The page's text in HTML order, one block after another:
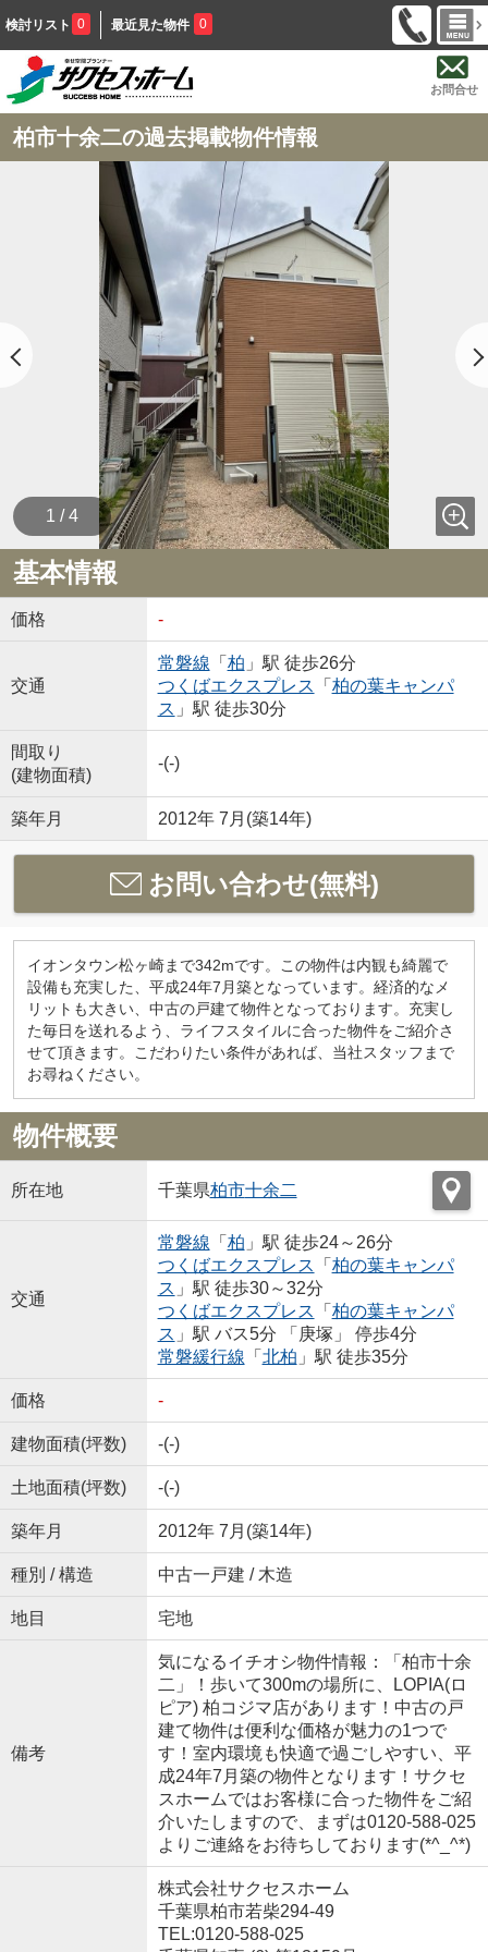
検討リスト 0 最近見た物件 0
お問合せ
柏市十余二の過去掲載物件情報
1 / 4
基本情報
価格 -
交通
常磐線 「 柏 」駅 徒歩26分
つくばエクスプレス 「 柏の葉キャンパ
ス 」駅 徒歩30分
間取り
(建物面積)
-(-)
築年月 2012年 7月(築14年)
お問い合わせ(無料)
イオンタウン松ヶ崎まで342mです。この物件は内観も綺麗で
設備も充実した、平成24年7月築となっています。経済的なメ
リットも大きい、中古の戸建て物件となっております。充実し
た毎日を送れるよう、ライフスタイルに合った物件をご紹介さ
せて頂きます。こだわりたい条件があれば、当社スタッフまで
お尋ねください。
物件概要
所在地 千葉県柏市十余二
交通
常磐線 「 柏 」駅 徒歩24～26分
つくばエクスプレス 「 柏の葉キャンパ
ス 」駅 徒歩30～32分
つくばエクスプレス 「 柏の葉キャンパ
ス 」駅 バス5分 「庚塚」 停歩4分
常磐緩行線 「 北柏 」駅 徒歩35分
価格 -
建物面積(坪数) -(-)
土地面積(坪数) -(-)
築年月 2012年 7月(築14年)
種別 / 構造 中古一戸建 / 木造
地目 宅地
備考
気になるイチオシ物件情報：「柏市十余
二」！歩いて300mの場所に、LOPIA(ロ
ピア) 柏コジマ店があります！中古の戸
建て物件は便利な価格が魅力の1つで
す！室内環境も快適で過ごしやすい、平
成24年7月築の物件となります！サクセ
スホームではお客様に合った物件をご紹
介いたしますので、まずは0120-588-025
よりご連絡をお待ちしております(*^_^*)
株式会社サクセスホーム
千葉県柏市若柴294-49
TEL:0120-588-025